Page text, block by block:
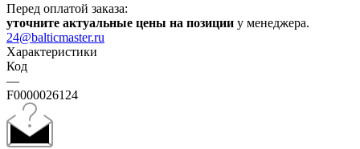
Перед оплатой заказа:
уточните актуальные цены на позиции у менеджера.
24@balticmaster.ru
Характеристики
Код
—
F0000026124